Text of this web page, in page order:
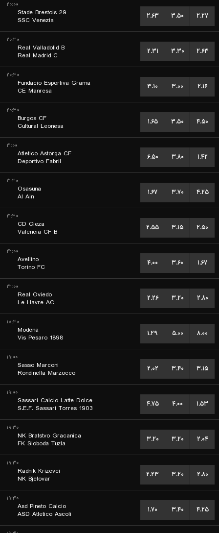
۲۰:۰۰
Stade Brestois 29
SSC Venezia
۲.۶۳ ۳.۵۰ ۲.۲۷
۲۰:۳۰
Real Valladolid B
Real Madrid C
۲.۳۱ ۳.۳۰ ۲.۶۳
۲۰:۳۰
Fundacio Esportiva Grama
CE Manresa
۳.۱۰ ۳.۰۰ ۲.۱۶
۲۰:۳۰
Burgos CF
Cultural Leonesa
۱.۶۵ ۳.۵۰ ۴.۵۰
۲۱:۰۰
Atletico Astorga CF
Deportivo Fabril
۶.۵۰ ۳.۸۰ ۱.۴۲
۲۱:۳۰
Osasuna
Al Ain
۱.۶۷ ۳.۷۰ ۴.۲۵
۲۱:۳۰
CD Cieza
Valencia CF B
۲.۵۵ ۳.۱۵ ۲.۵۰
۲۲:۰۰
Avellino
Torino FC
۴.۰۰ ۳.۶۰ ۱.۶۷
۲۲:۰۰
Real Oviedo
Le Havre AC
۲.۲۶ ۳.۲۰ ۲.۸۰
۱۸:۳۰
Modena
Vis Pesaro 1898
۱.۲۹ ۵.۰۰ ۸.۰۰
۱۹:۰۰
Sasso Marconi
Rondinella Marzocco
۲.۰۲ ۳.۴۰ ۳.۱۵
۱۹:۰۰
Sassari Calcio Latte Dolce
S.E.F. Sassari Torres 1903
۴.۷۵ ۴.۰۰ ۱.۵۳
۱۹:۳۰
NK Bratstvo Gracanica
FK Sloboda Tuzla
۳.۲۰ ۳.۲۰ ۲.۰۴
۱۹:۳۰
Radnik Krizevci
NK Bjelovar
۲.۲۳ ۳.۲۰ ۲.۸۰
۱۹:۳۰
Asd Pineto Calcio
ASD Atletico Ascoli
۱.۷۰ ۳.۴۰ ۴.۲۵